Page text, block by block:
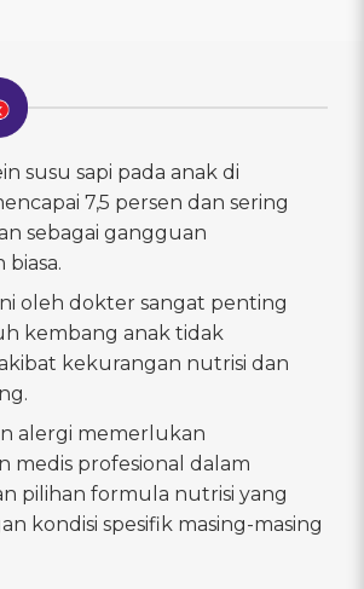
susu sapi pada anak di
7,5 persen dan sering
sebagai gangguan
oleh dokter sangat penting
kembang anak tidak
kekurangan nutrisi dan
alergi memerlukan
medis profesional dalam
pilihan formula nutrisi yang
kondisi spesifik masing-masing